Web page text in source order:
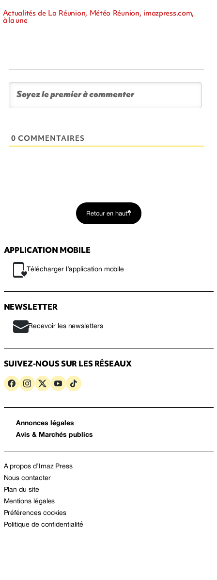
Actualités de La Réunion, Météo Réunion, imazpress.com,
à la une
0 COMMENTAIRES
Retour en haut
APPLICATION MOBILE
Télécharger l’application mobile
NEWSLETTER
Recevoir les newsletters
SUIVEZ-NOUS SUR LES RÉSEAUX
Annonces légales
Avis & Marchés publics
A propos d’Imaz Press
Nous contacter
Plan du site
Mentions légales
Préférences cookies
Politique de confidentialité